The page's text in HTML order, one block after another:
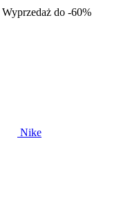
Wyprzedaż do -60%
Nike